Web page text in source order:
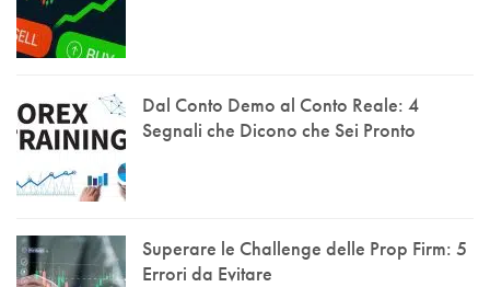
Dal Conto Demo al Conto Reale: 4
Segnali che Dicono che Sei Pronto
Superare le Challenge delle Prop Firm: 5
Errori da Evitare